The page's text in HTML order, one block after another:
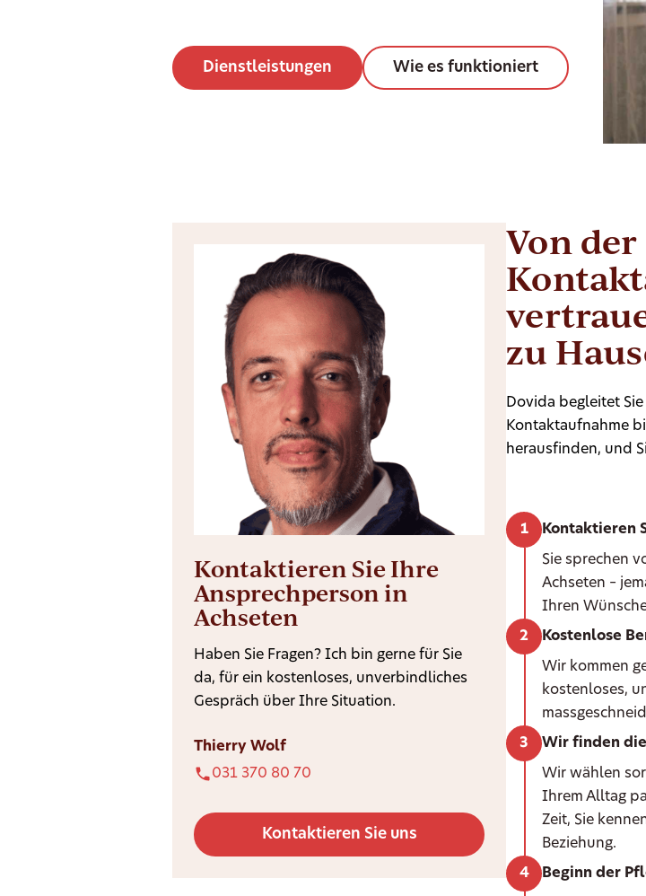
Dienstleistungen Wie es funktioniert
Kontaktieren Sie Ihre
Ansprechperson in
Achseten
Haben Sie Fragen? Ich bin gerne für Sie
da, für ein kostenloses, unverbindliches
Gespräch über Ihre Situation.
Thierry Wolf
031 370 80 70
Kontaktieren Sie uns
Von
zu
Dovida begleitet
Kontaktaufnahme
herausfinden, und
Kontaktieren
Sie sprechen
Achseten –
Ihren
Kostenlose
Wir kommen
kostenloses,
Wir finden
Wir wählen
Ihrem Alltag
Zeit, Sie
Beziehung.
Beginn der